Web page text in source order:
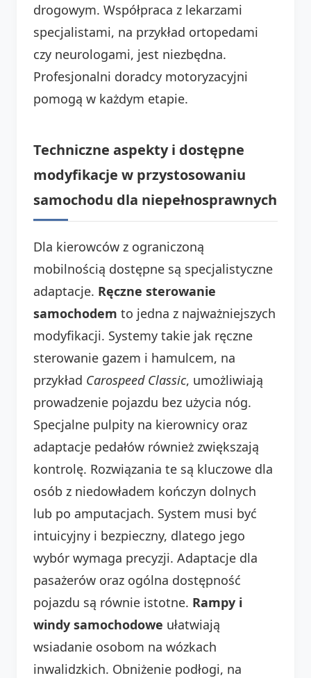
drogowym. Współpraca z lekarzami
specjalistami, na przykład ortopedami
czy neurologami, jest niezbędna.
Profesjonalni doradcy motoryzacyjni
pomogą w każdym etapie.
Techniczne aspekty i dostępne
modyfikacje w przystosowaniu
samochodu dla niepełnosprawnych
Dla kierowców z ograniczoną
mobilnością dostępne są specjalistyczne
adaptacje. Ręczne sterowanie
samochodem to jedna z najważniejszych
modyfikacji. Systemy takie jak ręczne
sterowanie gazem i hamulcem, na
przykład Carospeed Classic, umożliwiają
prowadzenie pojazdu bez użycia nóg.
Specjalne pulpity na kierownicy oraz
adaptacje pedałów również zwiększają
kontrolę. Rozwiązania te są kluczowe dla
osób z niedowładem kończyn dolnych
lub po amputacjach. System musi być
intuicyjny i bezpieczny, dlatego jego
wybór wymaga precyzji. Adaptacje dla
pasażerów oraz ogólna dostępność
pojazdu są równie istotne. Rampy i
windy samochodowe ułatwiają
wsiadanie osobom na wózkach
inwalidzkich. Obniżenie podłogi, na